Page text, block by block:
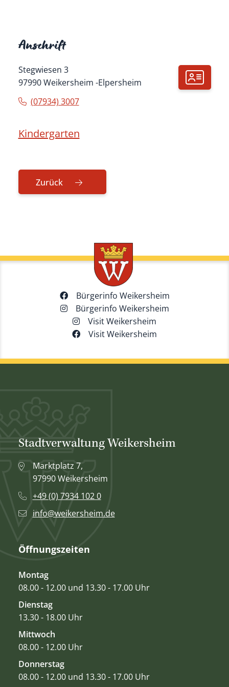
Anschrift
Elpersheim
Stegwiesen 3
97990 Weikersheim
(07934) 3007
Kindergarten
Zurück
Bürgerinfo Weikersheim
Bürgerinfo Weikersheim
Visit Weikersheim
Visit Weikersheim
Stadtverwaltung Weikersheim
Marktplatz 7,
97990 Weikersheim
+49 (0) 7934 102 0
info@weikersheim.de
Öffnungszeiten
Montag
08.00 - 12.00 und 13.30 - 17.00 Uhr
Dienstag
13.30 - 18.00 Uhr
Mittwoch
08.00 - 12.00 Uhr
Donnerstag
08.00 - 12.00 und 13.30 - 17.00 Uhr